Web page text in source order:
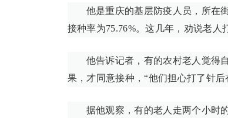
他是重庆的基层防疫人员，所在
接种率为75.76%。这几年，劝说老人
他告诉记者，有的农村老人觉得
果，才同意接种，“他们担心打了针后
据他观察，有的老人走两个小时